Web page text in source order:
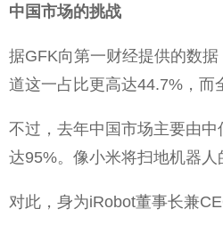
中国市场的挑战
据GFK向第一财经提供的数
道这一占比更高达44.7%，而
不过，去年中国市场主要由
达95%。像小米将扫地机器人
对此，身为iRobot董事长兼